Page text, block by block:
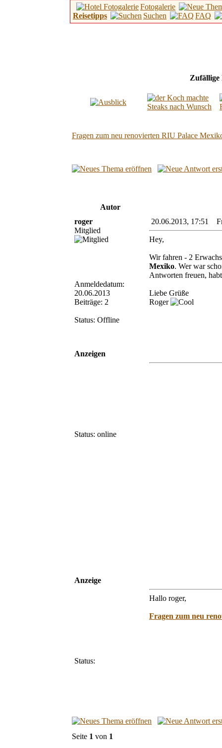
Fotogalerie
Reisetipps
Suchen FAQ
Zufällige
Fragen zum neu renovierten RIU Palace
Autor
roger
Mitglied
Anmeldedatum:
20.06.2013
Beiträge: 2
Status: Offline
20.06.2013, 17:51
Hey,
Wir fahren - 2
Mexiko. Wer war
Antworten freuen,
Liebe Grüße
Roger
Anzeigen
Status: online
Anzeige
Status:
Hallo roger,
Fragen zum neu
Seite 1 von 1